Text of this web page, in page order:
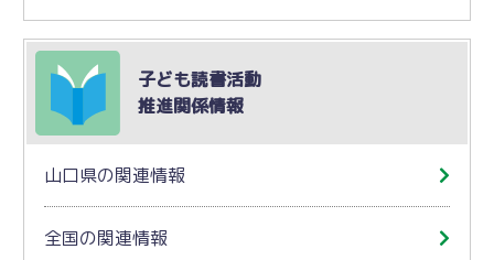
子ども読書活動
推進関係情報
山口県の関連情報
全国の関連情報